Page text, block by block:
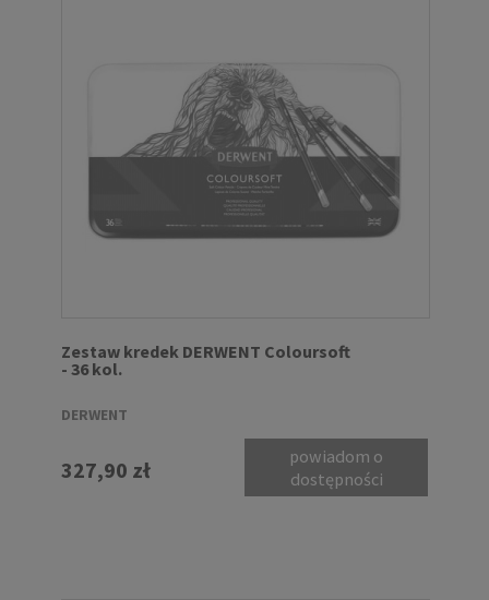
Zestaw kredek DERWENT Coloursoft
- 36 kol.
DERWENT
327,90 zł
powiadom o
dostępności